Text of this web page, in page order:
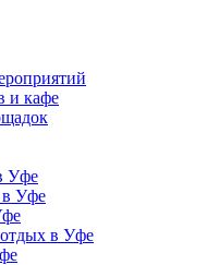
и кафе
Уфе
в Уфе
в Уфе